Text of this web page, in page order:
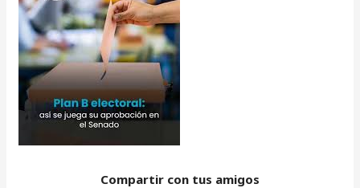
Compartir con tus amigos